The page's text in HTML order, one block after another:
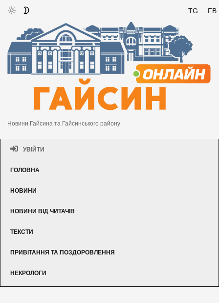
FB
TG
Новини Гайсина та Гайсинського району
УВІЙТИ
ГОЛОВНА
НОВИНИ
НОВИНИ ВІД ЧИТАЧІВ
ТЕКСТИ
ПРИВІТАННЯ ТА ПОЗДОРОВЛЕННЯ
НЕКРОЛОГИ